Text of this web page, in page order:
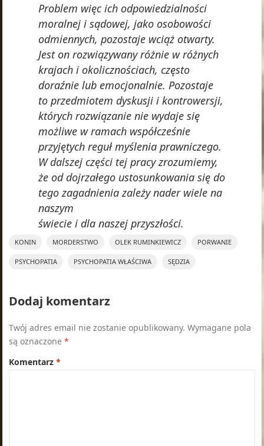
Problem więc ich odpowiedzialności
moralnej i sądowej, jako osobowości
odmiennych, pozostaje wciąż otwarty.
Jest on rozwiązywany różnie w różnych
krajach i okolicznościach, często
doraźnie lub emocjonalnie. Pozostaje
to przedmiotem dyskusji i kontrowersji,
których rozwiązanie nie wydaje się
możliwe w ramach współcześnie
przyjętych reguł myślenia prawniczego.
W dalszej części tej pracy zrozumiemy,
że od dojrzałego ustosunkowania się do
tego zagadnienia zależy nader wiele na
naszym
świecie i dla naszej przyszłości.
KONIN MORDERSTWO OLEK RUMINKIEWICZ PORWANIE
PSYCHOPATIA PSYCHOPATIA WŁAŚCIWA SĘDZIA
Dodaj komentarz
Twój adres email nie zostanie opublikowany. Wymagane pola
są oznaczone*
Komentarz*